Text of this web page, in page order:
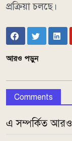
প্রক্রিয়া চলছে।
আরও পড়ুন
Comments
এ সম্পর্কিত